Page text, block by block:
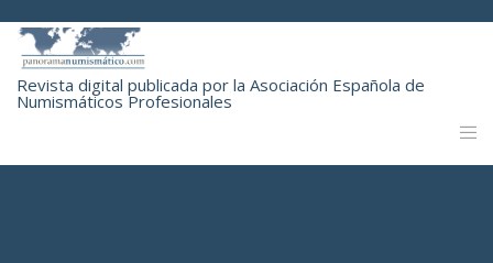
Revista digital publicada por la Asociación Española de
Numismáticos Profesionales